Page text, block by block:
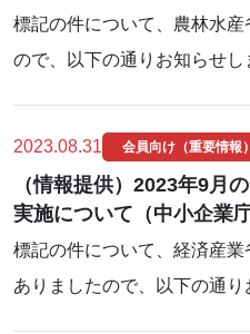
標記の件について、農林水
ので、以下の通りお知らせ
2023.08.31 会員向け（重要情報）
（情報提供）2023年9月
実施について（中小企業庁
標記の件について、経済産
ありましたので、以下の通